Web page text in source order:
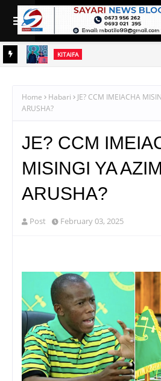
KITAIFA
Home Habari
JE? CCM IMEIACHA
ARUSHA?
JE? CCM
MISINGI YA
ARUSHA?
Post February 03, 2025